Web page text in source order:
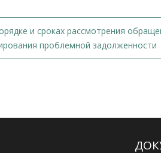
и сроках рассмотрения
проблемной задолженности